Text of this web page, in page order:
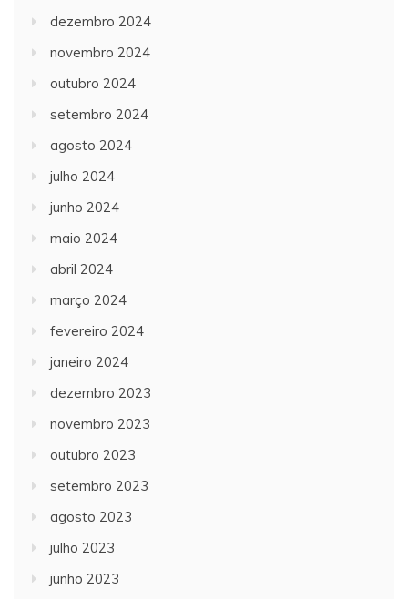
dezembro 2024
novembro 2024
outubro 2024
setembro 2024
agosto 2024
julho 2024
junho 2024
maio 2024
abril 2024
março 2024
fevereiro 2024
janeiro 2024
dezembro 2023
novembro 2023
outubro 2023
setembro 2023
agosto 2023
julho 2023
junho 2023